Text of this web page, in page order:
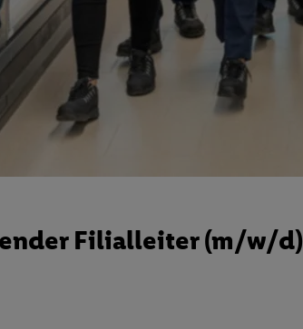
Filialleiter (m/w/d)